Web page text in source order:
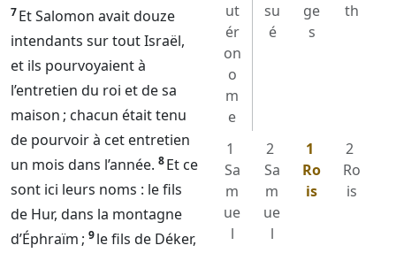
7Et Salomon avait douze
intendants sur tout Israël,
et ils pourvoyaient à
l’entretien du roi et de sa
maison ; chacun était tenu
de pourvoir à cet entretien
un mois dans l’année. 8Et ce
sont ici leurs noms : le fils
de Hur, dans la montagne
d’Éphraïm ; 9le fils de Déker,
ut
ér
on
o
m
e
su
é
ge
s
th
1
Sa
m
ue
l
2
Sa
m
ue
l
1
Ro
is
2
Ro
is